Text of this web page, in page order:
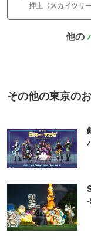
押上〈スカイツリ
他の
その他の東京の